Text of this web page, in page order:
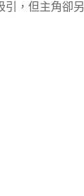
引，但主角卻另